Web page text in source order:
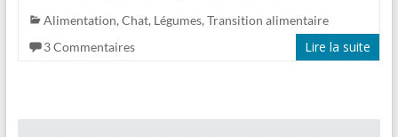
Alimentation, Chat, Légumes, Transition alimentaire
3 Commentaires
Lire la suite